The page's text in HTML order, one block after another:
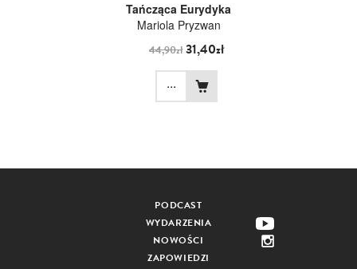
Tańcząca Eurydyka
Mariola Pryzwan
44,90zł31,40zł
...
PODCAST
WYDARZENIA
NOWOŚCI
ZAPOWIEDZI